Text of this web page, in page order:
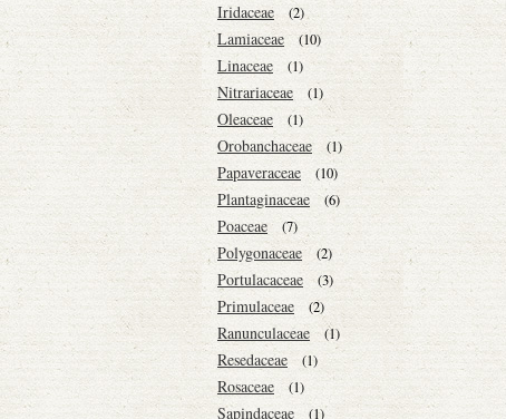
Iridaceae (2)
Lamiaceae (10)
Linaceae (1)
Nitrariaceae (1)
Oleaceae (1)
Orobanchaceae (1)
Papaveraceae (10)
Plantaginaceae (6)
Poaceae (7)
Polygonaceae (2)
Portulacaceae (3)
Primulaceae (2)
Ranunculaceae (1)
Resedaceae (1)
Rosaceae (1)
Sapindaceae (1)